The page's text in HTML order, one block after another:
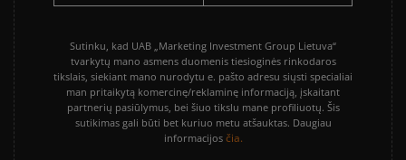
Sutinku, kad UAB „Marketing Investment Group Lietuva“
tvarkytų mano asmens duomenis tiesioginės rinkodaros
tikslais, siekiant mano nurodytu e. pašto adresu siųsti specialiai
man pritaikytą komercinę/reklaminę informaciją, įskaitant
partnerių pasiūlymus, bei šiuo tikslu mane profiliuotų. Šis
sutikimas gali būti bet kuriuo metu atšauktas. Daugiau
informacijos čia.